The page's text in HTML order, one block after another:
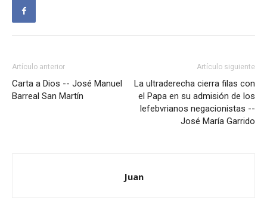
Artículo anterior
Carta a Dios -- José Manuel
Barreal San Martín
Artículo siguiente
La ultraderecha cierra filas con
el Papa en su admisión de los
lefebvrianos negacionistas --
José María Garrido
Juan